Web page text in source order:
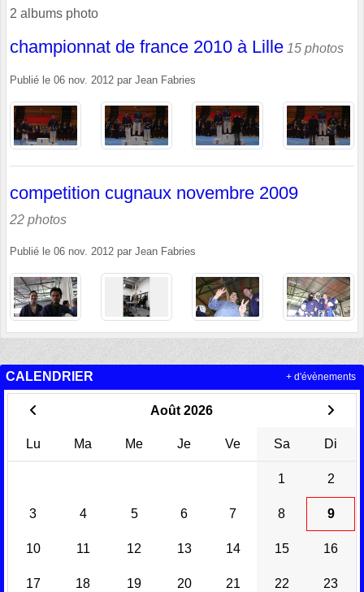
2 albums photo
championnat de france 2010 à Lille 15 photos
Publié le 06 nov. 2012 par Jean Fabries
competition cugnaux novembre 2009
22 photos
Publié le 06 nov. 2012 par Jean Fabries
CALENDRIER
Août 2026
Lu Ma Me Je Ve Sa Di
1 2
3 4 5 6 7 8 9
10 11 12 13 14 15 16
17 18 19 20 21 22 23
+ d'évènements